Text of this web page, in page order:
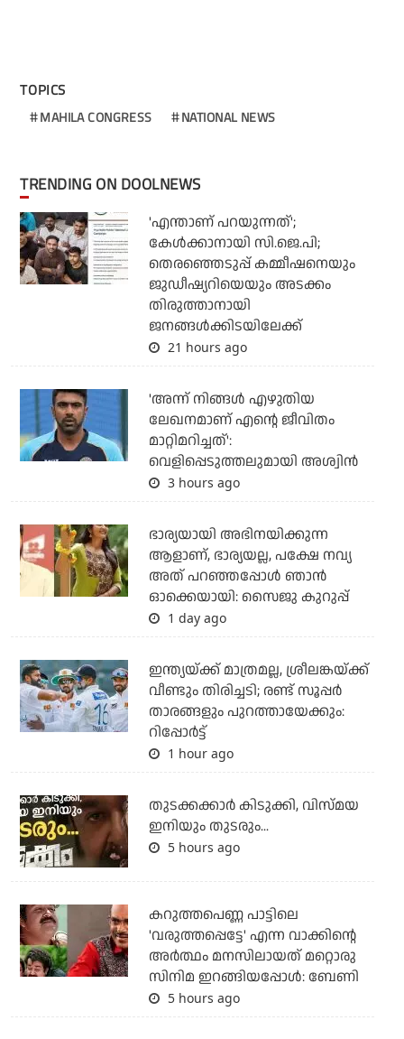
TOPICS
MAHILA CONGRESS NATIONAL NEWS
TRENDING ON DOOLNEWS
'എന്താണ് പറയുന്നത്';
കേള്‍ക്കാനായി സി.ജെ.പി;
തെരഞ്ഞെടുപ്പ് കമ്മീഷനെയും
ജുഡീഷ്യറിയെയും അടക്കം
തിരുത്താനായി
ജനങ്ങള്‍ക്കിടയിലേക്ക്
21 hours ago
'അന്ന് നിങ്ങള്‍ എഴുതിയ
ലേഖനമാണ് എന്റെ ജീവിതം
മാറ്റിമറിച്ചത്':
വെളിപ്പെടുത്തലുമായി അശ്വിന്‍
3 hours ago
ഭാര്യയായി അഭിനയിക്കുന്ന
ആളാണ്, ഭാര്യയല്ല, പക്ഷേ നവ്യ
അത് പറഞ്ഞപ്പോള്‍ ഞാന്‍
ഓക്കെയായി: സൈജു കുറുപ്പ്
1 day ago
ഇന്ത്യയ്ക്ക് മാത്രമല്ല, ശ്രീലങ്കയ്ക്ക്
വീണ്ടും തിരിച്ചടി; രണ്ട് സൂപ്പര്‍
താരങ്ങളും പുറത്തായേക്കും:
റിപ്പോര്‍ട്ട്
1 hour ago
തുടക്കക്കാര്‍ കിടുക്കി, വിസ്മയ
ഇനിയും തുടരും...
5 hours ago
കറുത്തപെണ്ണ പാട്ടിലെ
'വരുത്തപ്പെട്ടേ' എന്ന വാക്കിന്റെ
അർത്ഥം മനസിലായത് മറ്റൊരു
സിനിമ ഇറങ്ങിയപ്പോൾ: ബേണി
5 hours ago